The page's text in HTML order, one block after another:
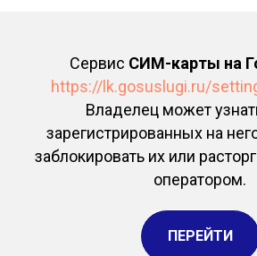
Сервис СИМ-карты на
https://lk.gosuslugi.ru/
Владелец может
зарегистрированных на
заблокировать их или
оператором.
ПЕРЕЙТИ